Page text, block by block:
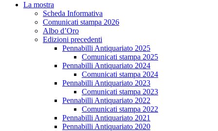
La mostra
Scheda Informativa
Comunicati stampa 2026
Albo d’Oro
Edizioni precedenti
Pennabilli Antiquariato 2025
Comunicati stampa 2025
Pennabilli Antiquariato 2024
Comunicati stampa 2024
Pennabilli Antiquariato 2023
Comunicati stampa 2023
Pennabilli Antiquariato 2022
Comunicati stampa 2022
Pennabilli Antiquariato 2021
Pennabilli Antiquariato 2020